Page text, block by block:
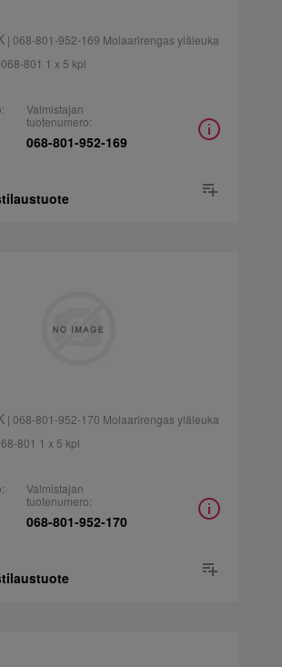
| 068-801-952-169 Molaarirengas yläleuka
801 1 x 5 kpl
Valmistajan
tuotenumero:
068-801-952-169
| 068-801-952-170 Molaarirengas yläleuka
801 1 x 5 kpl
Valmistajan
tuotenumero:
068-801-952-170